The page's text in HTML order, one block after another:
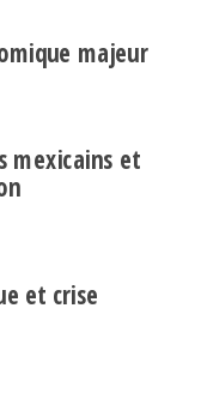
majeur
mexicains et
et crise